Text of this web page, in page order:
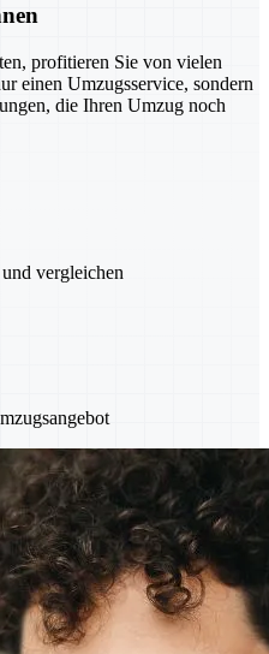
profitieren Sie von vielen
einen Umzugsservice, sondern
die Ihren Umzug noch
vergleichen